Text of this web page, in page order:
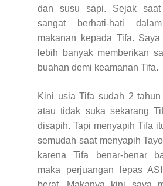
dan susu sapi. Sejak
sangat berhati-hati
makanan kepada Tifa.
lebih banyak memberikan
buahan demi keamanan Tifa.
Kini usia Tifa sudah 2
atau tidak suka sekarang
disapih. Tapi menyapih Tifa
semudah saat menyapih
karena Tifa benar-benar
maka perjuangan lepas